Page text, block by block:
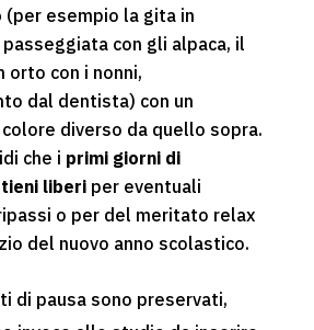
(per esempio la gita in
con gli alpaca, il
orto con i nonni,
dal dentista) con un
diverso da quello sopra.
che i primi giorni di
liberi per eventuali
o per del meritato relax
del nuovo anno scolastico.
di pausa sono preservati,